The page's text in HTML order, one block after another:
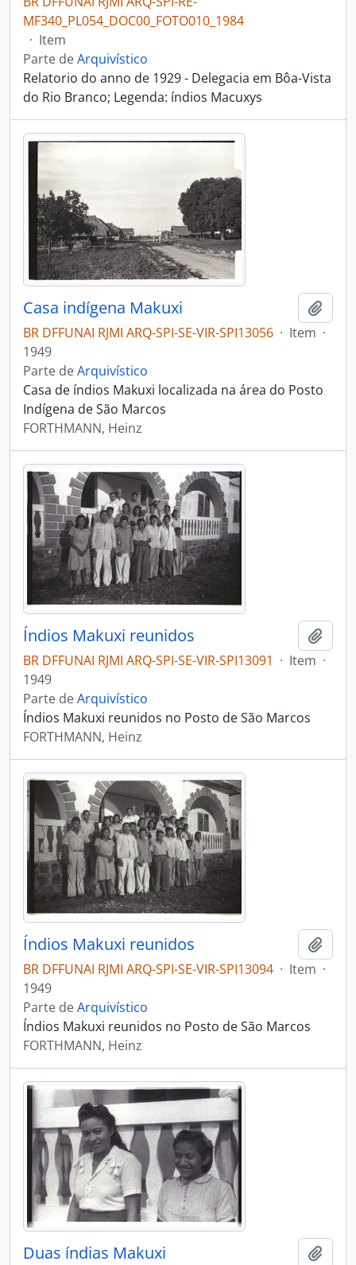
MF340_PL054_DOC00_FOTO010_1984
· Item
Parte deArquivístico
Relatorio do anno de 1929 - Delegacia em Bôa-Vista
do Rio Branco; Legenda: índios Macuxys
Casa indígena Makuxi
BR DFFUNAI RJMI ARQ-SPI-SE-VIR-SPI13056 · Item ·
1949
Parte deArquivístico
Casa de índios Makuxi localizada na área do Posto
Indígena de São Marcos
FORTHMANN, Heinz
Índios Makuxi reunidos
BR DFFUNAI RJMI ARQ-SPI-SE-VIR-SPI13091 · Item ·
1949
Parte deArquivístico
Índios Makuxi reunidos no Posto de São Marcos
FORTHMANN, Heinz
Índios Makuxi reunidos
BR DFFUNAI RJMI ARQ-SPI-SE-VIR-SPI13094 · Item ·
1949
Parte deArquivístico
Índios Makuxi reunidos no Posto de São Marcos
FORTHMANN, Heinz
Duas índias Makuxi